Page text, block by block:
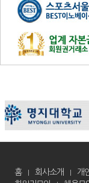
홈 회사소개 개